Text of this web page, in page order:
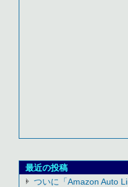
最近の投稿
ついに「Amazon Auto